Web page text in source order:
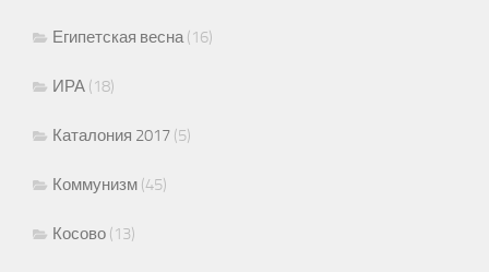
Египетская весна(16)
ИРА (18)
Каталония 2017 (5)
Коммунизм (45)
Косово (13)